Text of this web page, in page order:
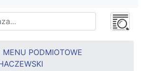
MENU PODMIOTOWE